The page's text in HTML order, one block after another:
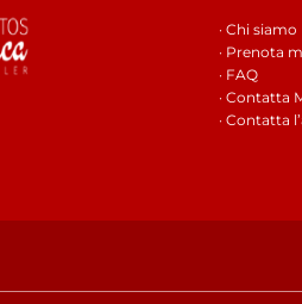
· Chi siamo
· Prenota
· FAQ
· Contatta
· Contatta